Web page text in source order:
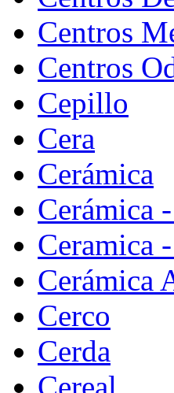
Centros
Centros
Cepillo
Cera
Cerámica
Cerámica
Ceramica
Cerámica
Cerco
Cerda
Cereal